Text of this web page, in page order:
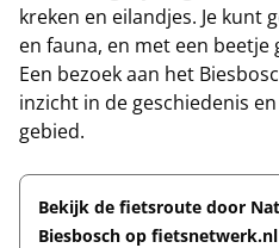
kreken en eilandjes. Je kunt
en fauna, en met een beetje
Een bezoek aan het
inzicht in de geschiedenis
gebied.
Bekijk de fietsroute door
Biesbosch op fietsnetwerk.nl